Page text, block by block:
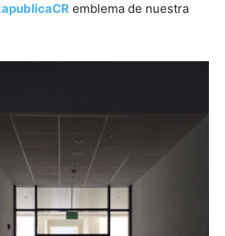
emblema de nuestra